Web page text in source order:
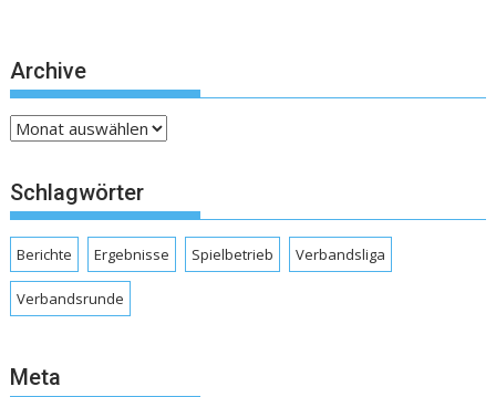
Archive
Archive
Schlagwörter
Berichte Ergebnisse Spielbetrieb Verbandsliga
Verbandsrunde
Meta